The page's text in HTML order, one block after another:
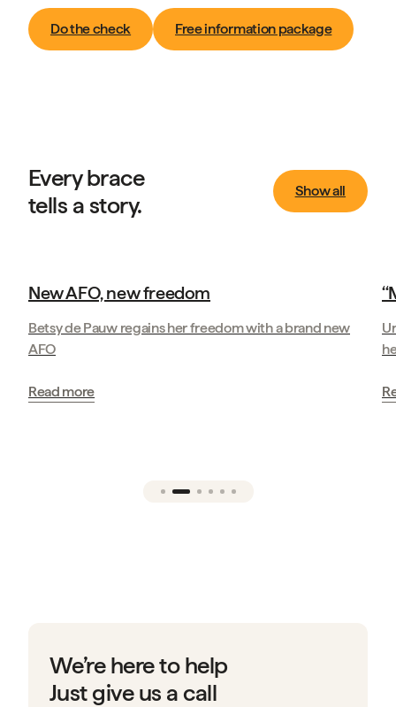
Do the check Free information package
Every brace
tells a story.
New AFO, new freedom
Betsy de Pauw regains her freedom with a brand new
AFO
Read more
Show all
We’re here to help
Just give us a call